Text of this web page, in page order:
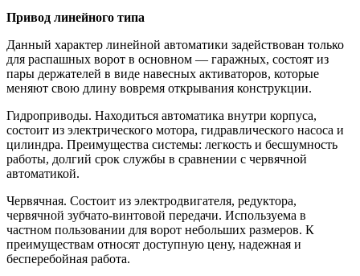
Привод линейного типа
Данный характер линейной автоматики задействован только
для распашных ворот в основном — гаражных, состоят из
пары держателей в виде навесных активаторов, которые
меняют свою длину вовремя открывания конструкции.
Гидроприводы. Находиться автоматика внутри корпуса,
состоит из электрического мотора, гидравлического насоса и
цилиндра. Преимущества системы: легкость и бесшумность
работы, долгий срок службы в сравнении с червячной
автоматикой.
Червячная. Состоит из электродвигателя, редуктора,
червячной зубчато-винтовой передачи. Используема в
частном пользовании для ворот небольших размеров. К
преимуществам относят доступную цену, надежная и
бесперебойная работа.